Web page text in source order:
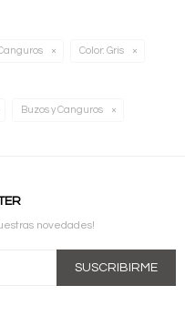
Color: Gris
Buzos y Canguros
novedades!
SUSCRIBIRME